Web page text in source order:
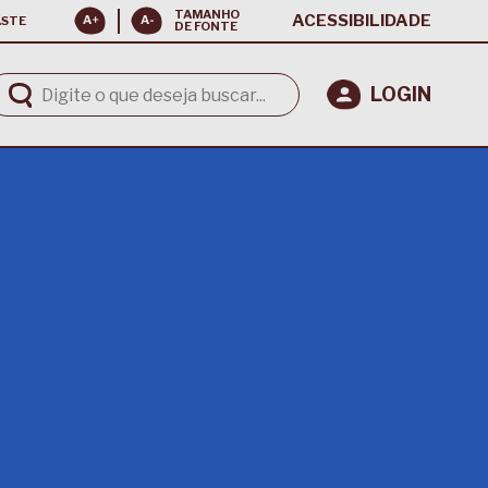
TAMANHO
DE FONTE ACESSIBILIDADE
LOGIN